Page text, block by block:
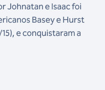
Johnatan e Isaac foi
Basey e Hurst
15), e conquistaram a